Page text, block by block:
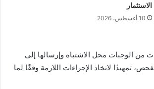
الاستثمار
10 أغسطس، 2026
سحب 7 عينات من الوجبات محل الاشتباه وإرسالها إلى
تمهيدًا لاتخاذ الإجراءات اللازمة وفقًا لما